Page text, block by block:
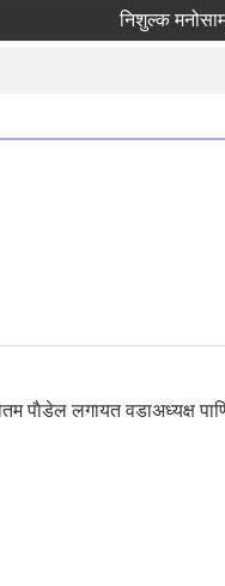
निशुल्क मनोसामाजिक
पाैडेल लगायत वडाअध्यक्ष